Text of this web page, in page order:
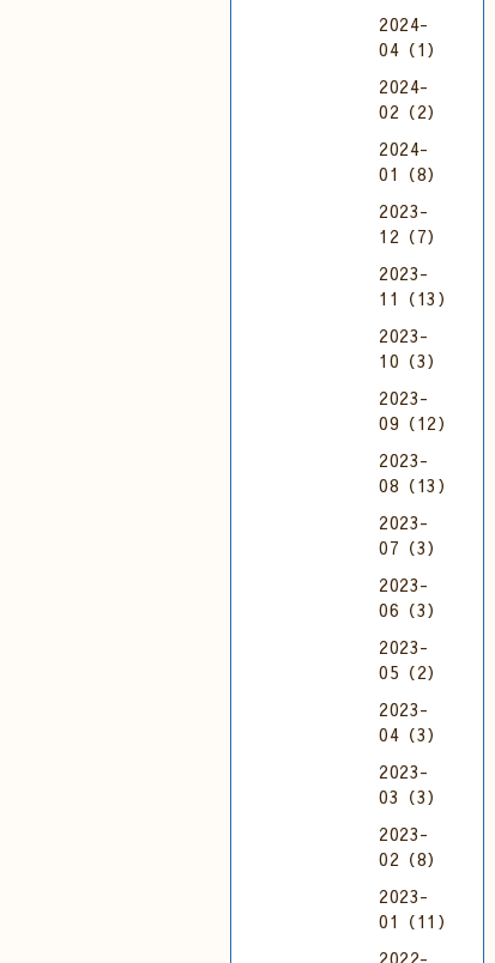
2024-
04（1）
2024-
02（2）
2024-
01（8）
2023-
12（7）
2023-
11（13）
2023-
10（3）
2023-
09（12）
2023-
08（13）
2023-
07（3）
2023-
06（3）
2023-
05（2）
2023-
04（3）
2023-
03（3）
2023-
02（8）
2023-
01（11）
2022-